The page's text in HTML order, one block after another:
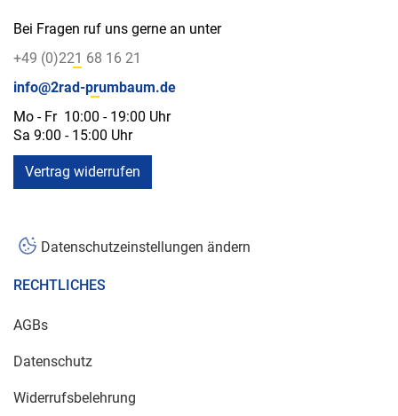
Bei Fragen ruf uns gerne an unter
+49 (0)221 68 16 21
info@2rad-prumbaum.de
Mo - Fr 10:00 - 19:00 Uhr
Sa 9:00 - 15:00 Uhr
Vertrag widerrufen
Datenschutzeinstellungen ändern
RECHTLICHES
AGBs
Datenschutz
Widerrufsbelehrung